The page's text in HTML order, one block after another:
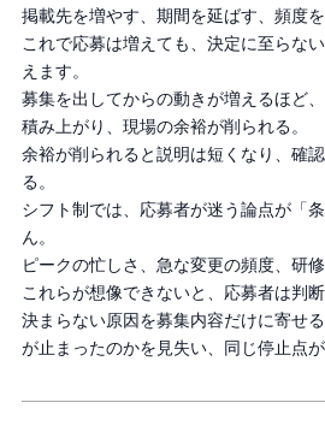
掲載先を増やす、期間を延ばす、頻度を
これで応募は増えても、決定に至らな
えます。
募集を出してからの動きが増えるほど
積み上がり、現場の余裕が削られる。
余裕が削られると説明は短くなり、確
る。
シフト制では、応募者が迷う論点が「
ん。
ピークの忙しさ、急な変更の頻度、研
これらが想像できないと、応募者は判
決まらない原因を募集内容だけに寄せ
が止まったのかを見失い、同じ停止点が